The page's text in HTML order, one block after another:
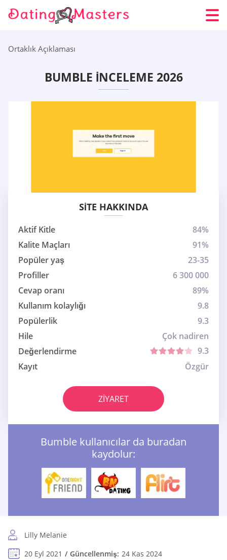
Ortaklık Açıklaması
BUMBLE İNCELEME 2026
SITE HAKKINDA
Aktif Kitle
84%
Kalite Maçları
91%
Popüler yaş
23-35
Profiller
6 300 000
Cevap oranı
89%
Kullanım kolaylığı
9.8
Popülerlik
9.3
Hile
Çok nadiren
Değerlendirme
9.3
Kayıt
Özgür
ZIYARET
Bumble kullanıcılar da buradan
kaydolur:
Lilly Melanie
20 Eyl 2021
Güncellenmiş: 24 Kas 2024